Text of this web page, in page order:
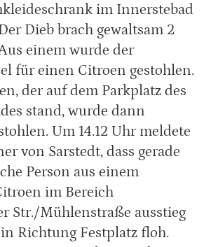
im Innerstebad
Dieb brach gewaltsam 2
einem wurde der
für einen Citroen gestohlen.
der auf dem Parkplatz des
stand, wurde dann
Um 14.12 Uhr meldete
von Sarstedt, dass gerade
Person aus einem
im Bereich
Str./Mühlenstraße ausstieg
Richtung Festplatz floh.